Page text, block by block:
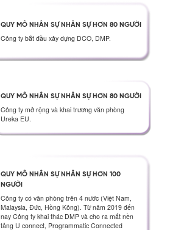
QUY MÔ NHÂN SỰ NHÂN SỰ HƠN 80 NGƯỜI
Công ty bắt đầu xây dựng DCO, DMP.
QUY MÔ NHÂN SỰ NHÂN SỰ HƠN 80 NGƯỜI
Công ty mở rộng và khai trương văn phòng
Ureka EU.
QUY MÔ NHÂN SỰ NHÂN SỰ HƠN 100
NGƯỜI
Công ty có văn phòng trên 4 nước (Việt Nam,
Malaysia, Đức, Hồng Kông). Từ năm 2019 đến
nay Công ty khai thác DMP và cho ra mắt nền
tảng U connect, Programmatic Connected